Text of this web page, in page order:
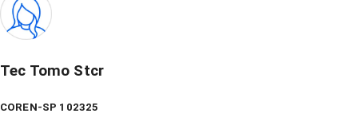
Tec Tomo Stcr
COREN-SP 102325